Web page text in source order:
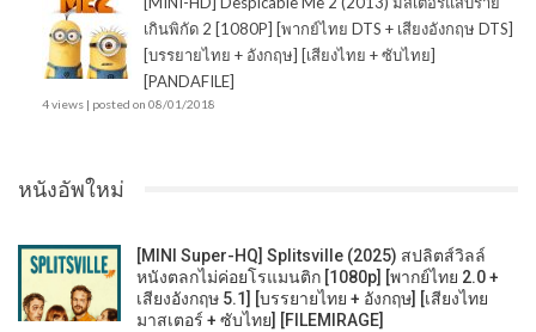
เกินพิกัด 2 [1080P] [พากย์ไทย DTS + เสียงอังกฤษ DTS]
[บรรยายไทย + อังกฤษ] [เสียงไทย + ซับไทย]
[PANDAFILE]
4 views | posted on 08/01/2018
หนังอัพใหม่
[MINI Super-HQ] Splitsville (2025) สปลิตส์วิลล์
หนังตลกไม่ค่อยโรแมนติก [1080p] [พากย์ไทย 2.0 +
เสียงอังกฤษ 5.1] [บรรยายไทย + อังกฤษ] [เสียงไทย
มาสเตอร์ + ซับไทย] [FILEMIRAGE]